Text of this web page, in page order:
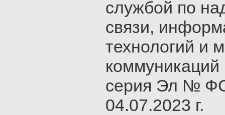
службой по
связи,
технологий и
серия Эл №
04.07.2023 г.